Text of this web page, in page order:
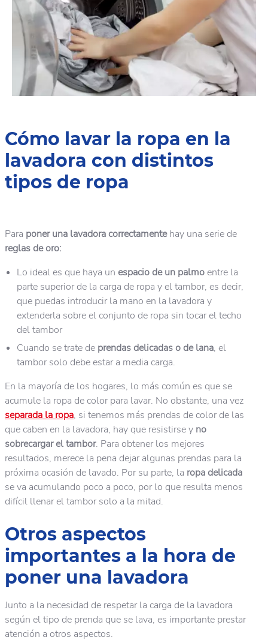
Cómo lavar la ropa en la
lavadora con distintos
tipos de ropa
Para poner una lavadora correctamentehay una serie de
reglas de oro:
Lo ideal es que haya un espacio de un palmoentre la
parte superior de la carga de ropa y el tambor, es decir,
que puedas introducir la mano en la lavadora y
extenderla sobre el conjunto de ropa sin tocar el techo
del tambor
Cuando se trate de prendas delicadas o de lana, el
tambor solo debe estar a media carga.
En la mayoría de los hogares, lo más común es que se
acumule la ropa de color para lavar. No obstante, una vez
separada la ropa, si tenemos más prendas de color de las
que caben en la lavadora, hay que resistirse y no
sobrecargar el tambor. Para obtener los mejores
resultados, merece la pena dejar algunas prendas para la
próxima ocasión de lavado. Por su parte, la ropa delicada
se va acumulando poco a poco, por lo que resulta menos
difícil llenar el tambor solo a la mitad.
Otros aspectos
importantes a la hora de
poner una lavadora
Junto a la necesidad de respetar la carga de la lavadora
según el tipo de prenda que se lava, es importante prestar
atención a otros aspectos.